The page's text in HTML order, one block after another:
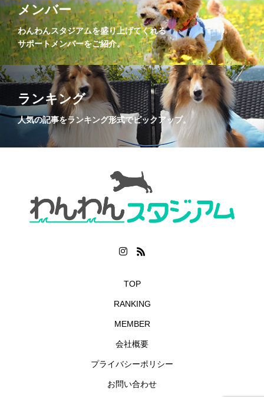
メンバー
わんわんスタジアムを盛り上げてくれる
サポートメンバーをご紹介。
ランキング
人気の記事をランキング形式でピックアップ。
TOP
RANKING
MEMBER
会社概要
プライバシーポリシー
お問い合わせ